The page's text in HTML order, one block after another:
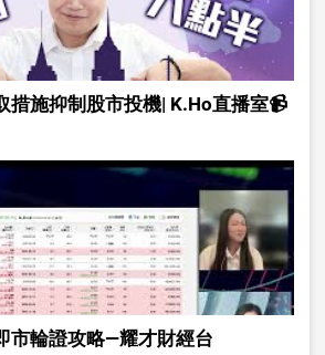
措施抑制股市投機| K.Ho直播室📹
市輪證攻略—耀才財經台